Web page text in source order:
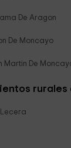
De Aragon
De Moncayo
Martin De
rurales